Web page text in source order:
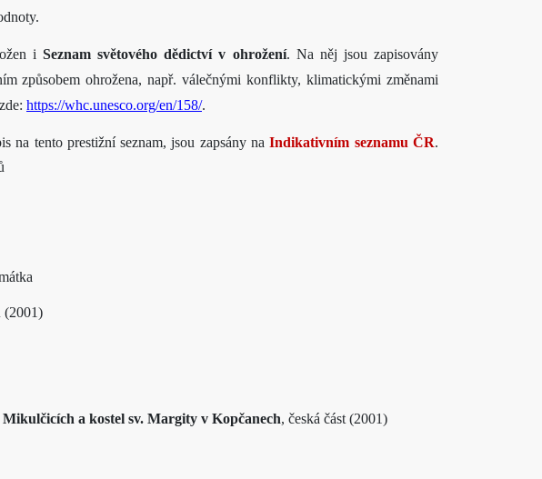
i Seznam světového dědictví v ohrožení. Na něj jsou zapisovány
způsobem ohrožena, např. válečnými konflikty, klimatickými změnami
https://whc.unesco.org/en/158/.
na tento prestižní seznam, jsou zapsány naIndikativním seznamu ČR.
(2001)
a kostel sv. Margity v Kopčanech, česká část (2001)